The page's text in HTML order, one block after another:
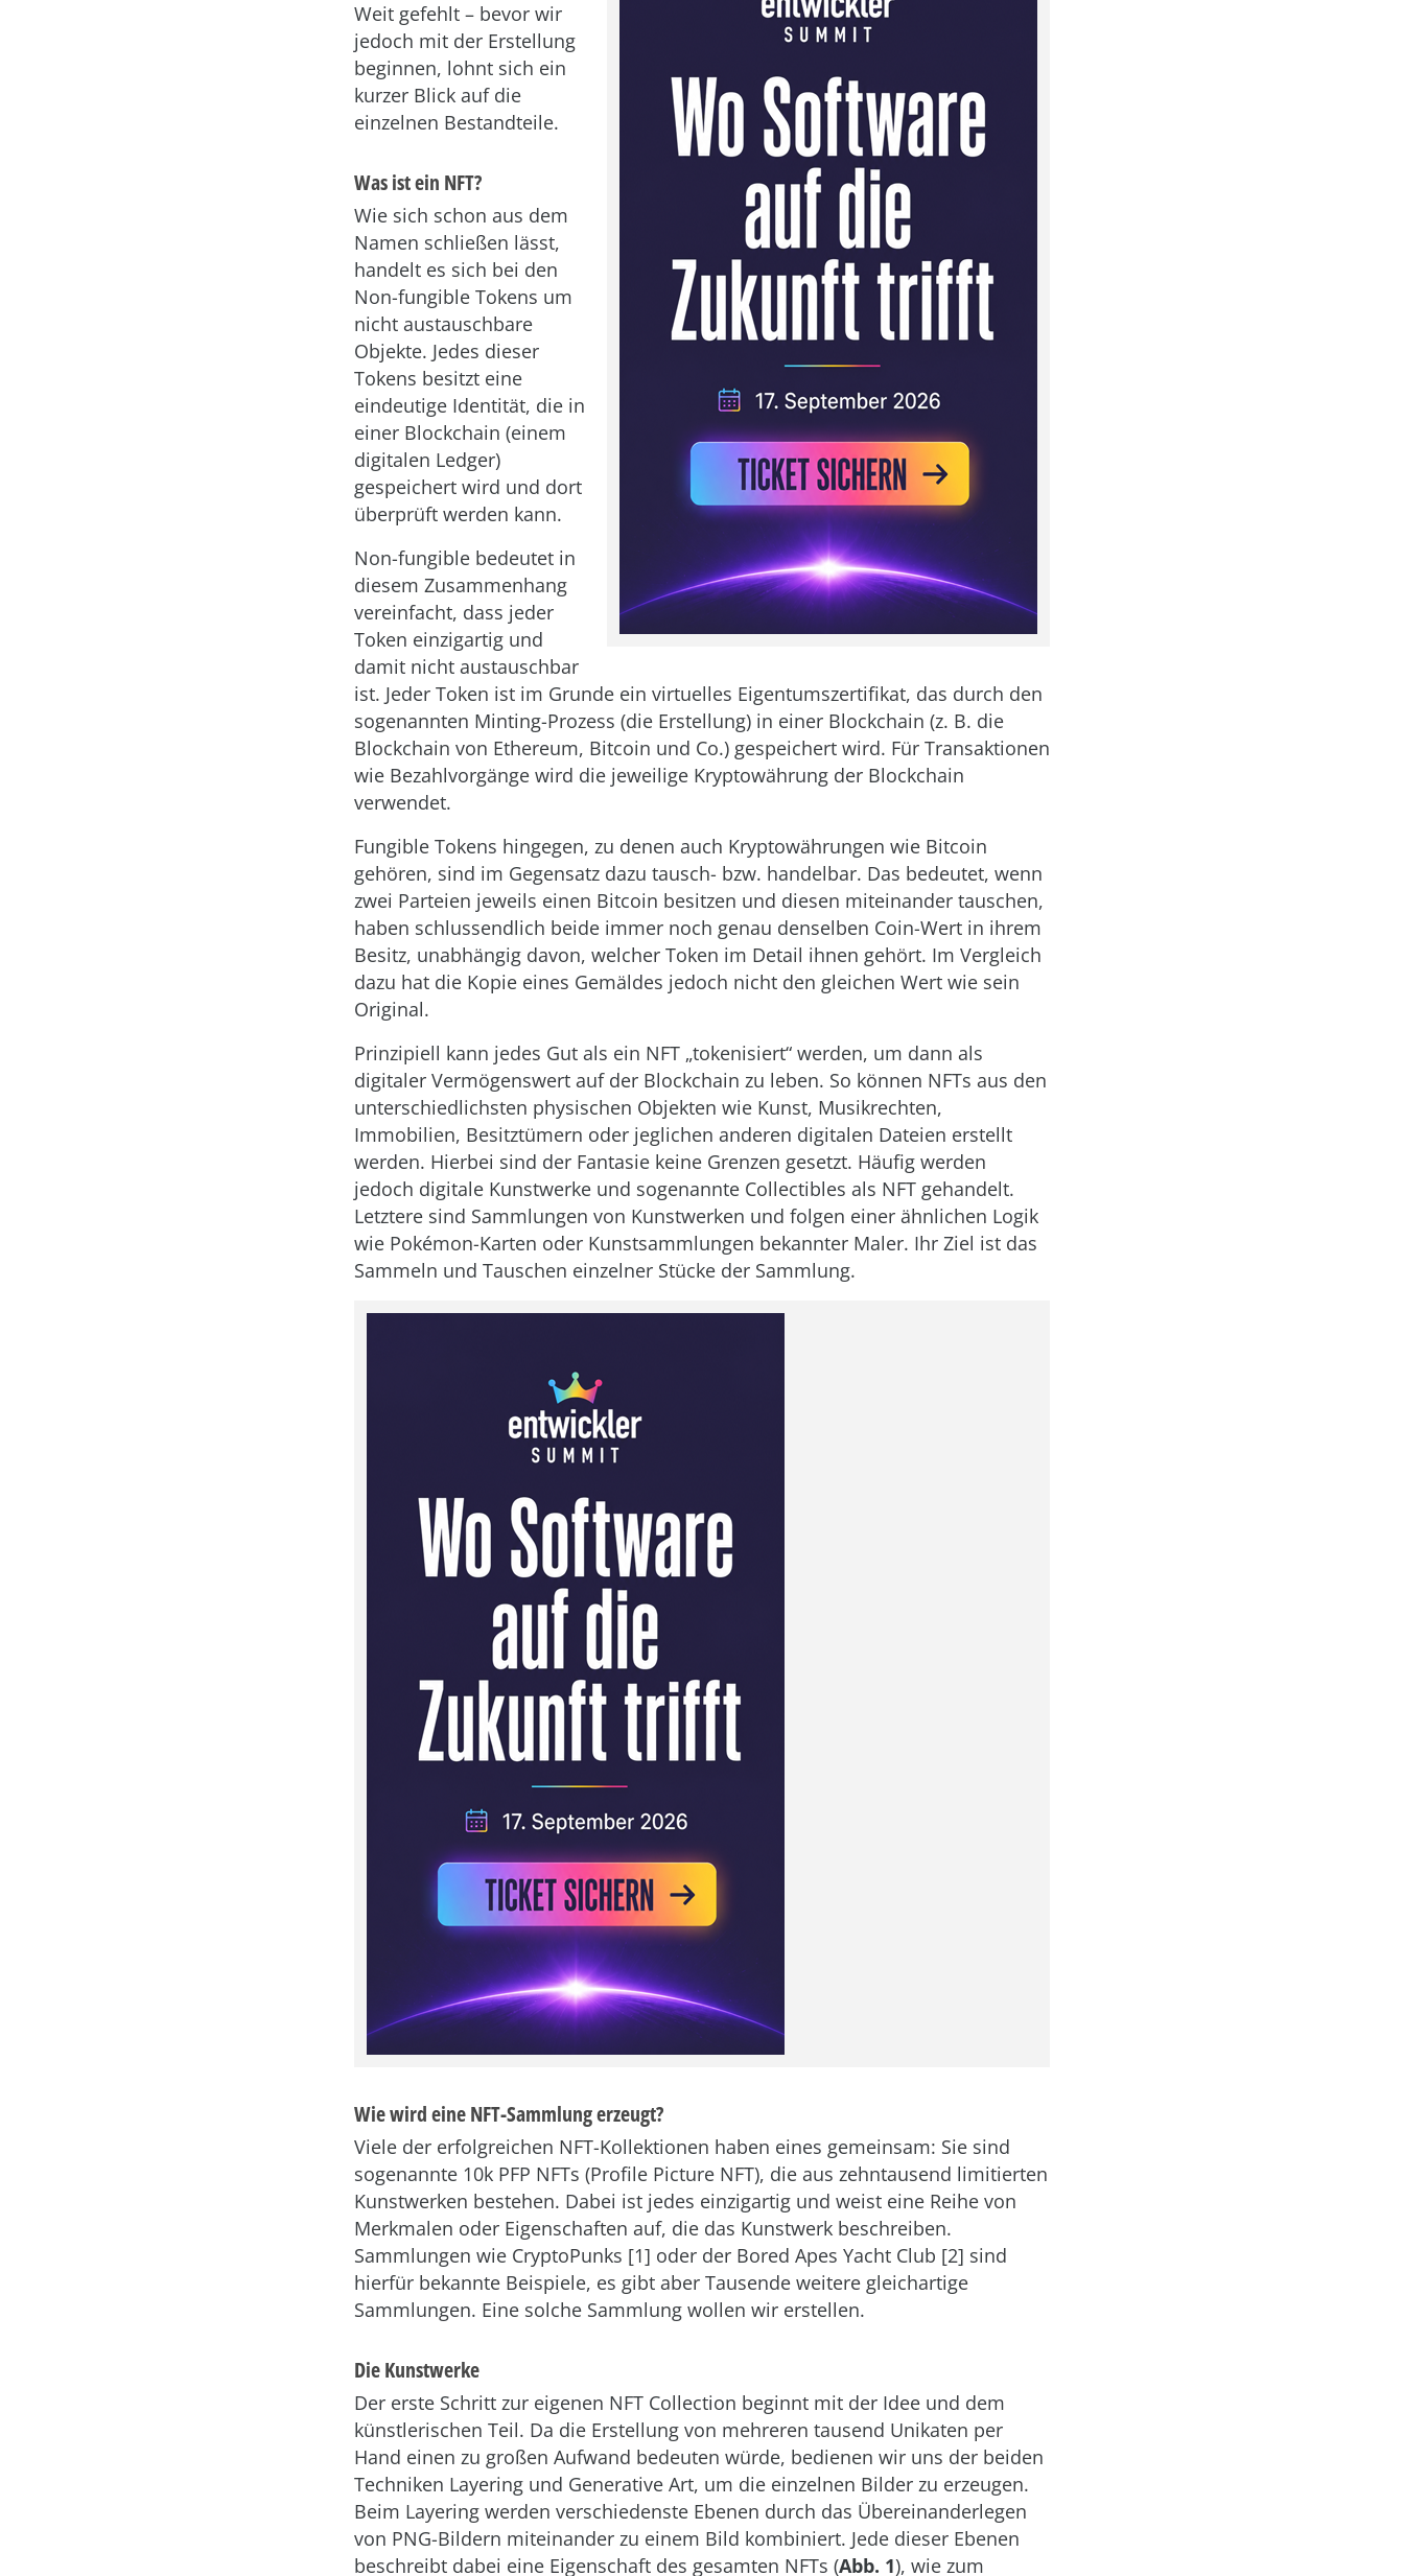
Weit gefehlt – bevor wir
jedoch mit der Erstellung
beginnen, lohnt sich ein
kurzer Blick auf die
einzelnen Bestandteile.
Was ist ein NFT?
Wie sich schon aus dem
Namen schließen lässt,
handelt es sich bei den
Non-fungible Tokens um
nicht austauschbare
Objekte. Jedes dieser
Tokens besitzt eine
eindeutige Identität, die in
einer Blockchain (einem
digitalen Ledger)
gespeichert wird und dort
überprüft werden kann.
Non-fungible bedeutet in
diesem Zusammenhang
vereinfacht, dass jeder
Token einzigartig und
damit nicht austauschbar
ist. Jeder Token ist im Grunde ein virtuelles Eigentumszertifikat, das durch den
sogenannten Minting-Prozess (die Erstellung) in einer Blockchain (z. B. die
Blockchain von Ethereum, Bitcoin und Co.) gespeichert wird. Für Transaktionen
wie Bezahlvorgänge wird die jeweilige Kryptowährung der Blockchain
verwendet.
Fungible Tokens hingegen, zu denen auch Kryptowährungen wie Bitcoin
gehören, sind im Gegensatz dazu tausch- bzw. handelbar. Das bedeutet, wenn
zwei Parteien jeweils einen Bitcoin besitzen und diesen miteinander tauschen,
haben schlussendlich beide immer noch genau denselben Coin-Wert in ihrem
Besitz, unabhängig davon, welcher Token im Detail ihnen gehört. Im Vergleich
dazu hat die Kopie eines Gemäldes jedoch nicht den gleichen Wert wie sein
Original.
Prinzipiell kann jedes Gut als ein NFT „tokenisiert“ werden, um dann als
digitaler Vermögenswert auf der Blockchain zu leben. So können NFTs aus den
unterschiedlichsten physischen Objekten wie Kunst, Musikrechten,
Immobilien, Besitztümern oder jeglichen anderen digitalen Dateien erstellt
werden. Hierbei sind der Fantasie keine Grenzen gesetzt. Häufig werden
jedoch digitale Kunstwerke und sogenannte Collectibles als NFT gehandelt.
Letztere sind Sammlungen von Kunstwerken und folgen einer ähnlichen Logik
wie Pokémon-Karten oder Kunstsammlungen bekannter Maler. Ihr Ziel ist das
Sammeln und Tauschen einzelner Stücke der Sammlung.
Wie wird eine NFT-Sammlung erzeugt?
Viele der erfolgreichen NFT-Kollektionen haben eines gemeinsam: Sie sind
sogenannte 10k PFP NFTs (Profile Picture NFT), die aus zehntausend limitierten
Kunstwerken bestehen. Dabei ist jedes einzigartig und weist eine Reihe von
Merkmalen oder Eigenschaften auf, die das Kunstwerk beschreiben.
Sammlungen wie CryptoPunks [1] oder der Bored Apes Yacht Club [2] sind
hierfür bekannte Beispiele, es gibt aber Tausende weitere gleichartige
Sammlungen. Eine solche Sammlung wollen wir erstellen.
Die Kunstwerke
Der erste Schritt zur eigenen NFT Collection beginnt mit der Idee und dem
künstlerischen Teil. Da die Erstellung von mehreren tausend Unikaten per
Hand einen zu großen Aufwand bedeuten würde, bedienen wir uns der beiden
Techniken Layering und Generative Art, um die einzelnen Bilder zu erzeugen.
Beim Layering werden verschiedenste Ebenen durch das Übereinanderlegen
von PNG-Bildern miteinander zu einem Bild kombiniert. Jede dieser Ebenen
beschreibt dabei eine Eigenschaft des gesamten NFTs (Abb. 1), wie zum